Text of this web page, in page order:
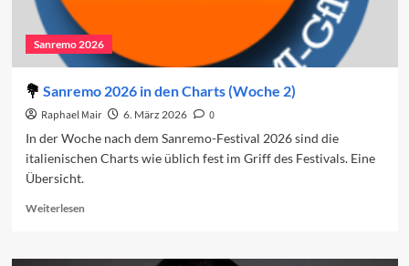
Sanremo 2026
Sanremo 2026 in den Charts (Woche 2)
Raphael Mair 6. März 2026
0
In der Woche nach dem Sanremo-Festival 2026 sind die
italienischen Charts wie üblich fest im Griff des Festivals. Eine
Übersicht.
WeiterlesenRead
Sanremo